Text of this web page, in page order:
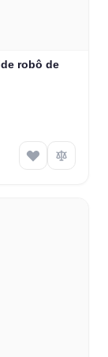
robô de